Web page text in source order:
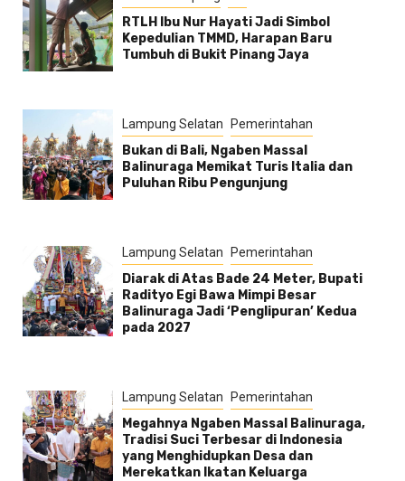
RTLH Ibu Nur Hayati Jadi Simbol
Kepedulian TMMD, Harapan Baru
Tumbuh di Bukit Pinang Jaya
Lampung Selatan Pemerintahan
Bukan di Bali, Ngaben Massal
Balinuraga Memikat Turis Italia dan
Puluhan Ribu Pengunjung
Lampung Selatan Pemerintahan
Diarak di Atas Bade 24 Meter, Bupati
Radityo Egi Bawa Mimpi Besar
Balinuraga Jadi ‘Penglipuran’ Kedua
pada 2027
Lampung Selatan Pemerintahan
Megahnya Ngaben Massal Balinuraga,
Tradisi Suci Terbesar di Indonesia
yang Menghidupkan Desa dan
Merekatkan Ikatan Keluarga